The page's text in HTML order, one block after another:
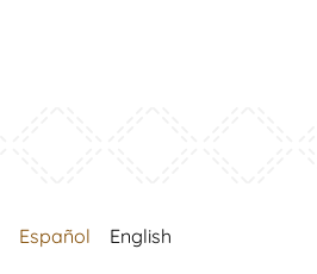
Español English